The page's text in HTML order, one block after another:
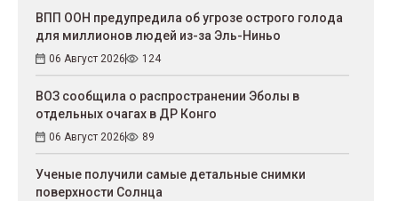
ВПП ООН предупредила об угрозе острого голода
для миллионов людей из-за Эль-Ниньо
06 Август 2026 124
ВОЗ сообщила о распространении Эболы в
отдельных очагах в ДР Конго
06 Август 2026 89
Ученые получили самые детальные снимки
поверхности Солнца